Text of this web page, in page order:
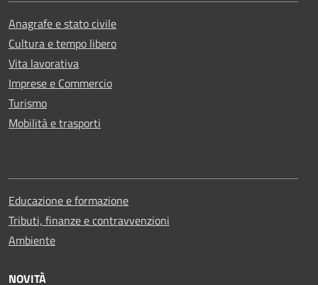
Anagrafe e stato civile
Cultura e tempo libero
Vita lavorativa
Imprese e Commercio
Turismo
Mobilità e trasporti
Educazione e formazione
Tributi, finanze e contravvenzioni
Ambiente
NOVITÀ